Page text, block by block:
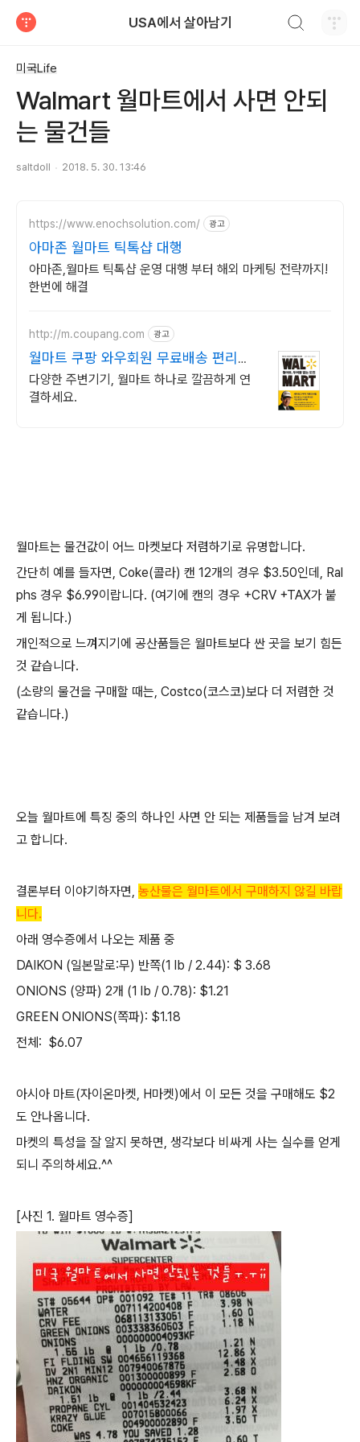
USA에서 살아남기
미국Life
Walmart 월마트에서 사면 안되
는 물건들
saltdoll 2018. 5. 30. 13:46
https://www.enochsolution.com/ 광고
아마존 월마트 틱톡샵 대행
아마존,월마트 틱톡샵 운영 대행 부터 해외 마케팅 전략까지!
한번에 해결
http://m.coupang.com 광고
월마트 쿠팡 와우회원 무료배송 편리하
게
다양한 주변기기, 월마트 하나로 깔끔하게 연
결하세요.
월마트는 물건값이 어느 마켓보다 저렴하기로 유명합니다.
간단히 예를 들자면, Coke(콜라) 캔 12개의 경우 $3.50인데, Ral
phs 경우 $6.99이랍니다. (여기에 캔의 경우 +CRV +TAX가 붙
게 됩니다.)
개인적으로 느껴지기에 공산품들은 월마트보다 싼 곳을 보기 힘든
것 같습니다.
(소량의 물건을 구매할 때는, Costco(코스코)보다 더 저렴한 것
같습니다.)
오늘 월마트에 특징 중의 하나인 사면 안 되는 제품들을 남겨 보려
고 합니다.
결론부터 이야기하자면, 농산물은 월마트에서 구매하지 않길 바랍
니다.
아래 영수증에서 나오는 제품 중
DAIKON (일본말로:무) 반쪽(1 lb / 2.44): $ 3.68
ONIONS (양파) 2개 (1 lb / 0.78): $1.21
GREEN ONIONS(쪽파): $1.18
전체: $6.07
아시아 마트(자이온마켓, H마켓)에서 이 모든 것을 구매해도 $2
도 안나옵니다.
마켓의 특성을 잘 알지 못하면, 생각보다 비싸게 사는 실수를 얻게
되니 주의하세요.^^
[사진 1. 월마트 영수증]